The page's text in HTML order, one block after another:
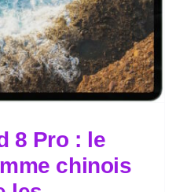
8 Pro : le
chinois